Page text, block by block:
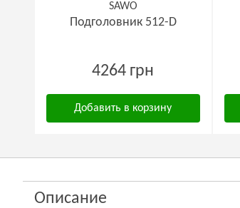
SAWO
Подголовник 512-D
4264 грн
Добавить в корзину
Описание